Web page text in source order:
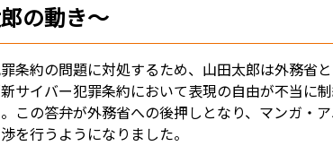
の動き～
条約の問題に対処するため、山田太郎は外務省
サイバー犯罪条約において表現の自由が不当に
この答弁が外務省への後押しとなり、マンガ・
を行うようになりました。